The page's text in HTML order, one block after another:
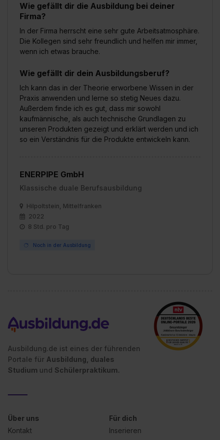
Wie gefällt dir die Ausbildung bei deiner
Firma?
In der Firma herrscht eine sehr gute Arbeitsatmosphäre.
Die Kollegen sind sehr freundlich und helfen mir immer,
wenn ich etwas brauche.
Wie gefällt dir dein Ausbildungsberuf?
Ich kann das in der Theorie erworbene Wissen in der
Praxis anwenden und lerne so stetig Neues dazu.
Außerdem finde ich es gut, dass mir sowohl
kaufmännische, als auch technische Grundlagen zu
unseren Produkten gezeigt und erklärt werden und ich
so ein Verständnis für die Produkte entwickeln kann.
ENERPIPE GmbH
Klassische duale Berufsausbildung
Hilpoltstein, Mittelfranken
2022
8 Std. pro Tag
Noch in der Ausbildung
Ausbildung.de ist eines der führenden
Portale für Ausbildung, duales
Studium und Schülerpraktikum.
Über uns
Kontakt
Für dich
Inserieren